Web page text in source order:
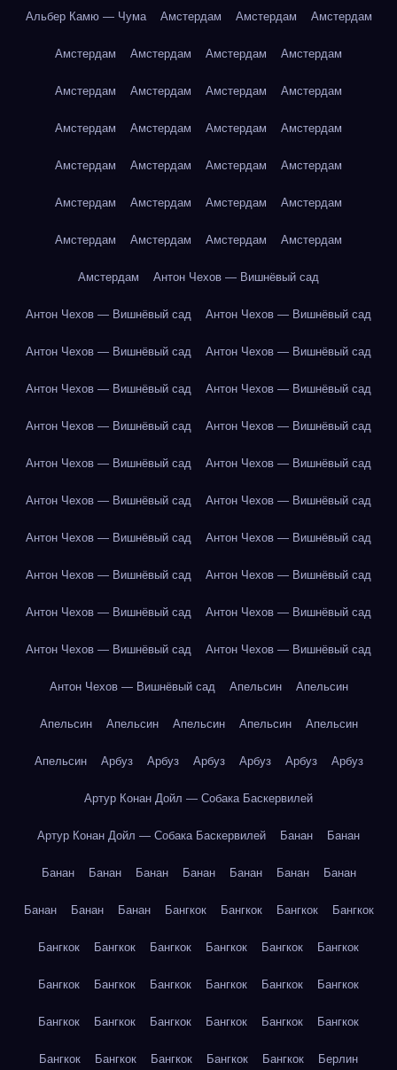
Альбер Камю — Чума Амстердам Амстердам Амстердам
Амстердам Амстердам Амстердам Амстердам
Амстердам Амстердам Амстердам Амстердам
Амстердам Амстердам Амстердам Амстердам
Амстердам Амстердам Амстердам Амстердам
Амстердам Амстердам Амстердам Амстердам
Амстердам Амстердам Амстердам Амстердам
Амстердам Антон Чехов — Вишнёвый сад
Антон Чехов — Вишнёвый сад Антон Чехов — Вишнёвый сад
Антон Чехов — Вишнёвый сад Антон Чехов — Вишнёвый сад
Антон Чехов — Вишнёвый сад Антон Чехов — Вишнёвый сад
Антон Чехов — Вишнёвый сад Антон Чехов — Вишнёвый сад
Антон Чехов — Вишнёвый сад Антон Чехов — Вишнёвый сад
Антон Чехов — Вишнёвый сад Антон Чехов — Вишнёвый сад
Антон Чехов — Вишнёвый сад Антон Чехов — Вишнёвый сад
Антон Чехов — Вишнёвый сад Антон Чехов — Вишнёвый сад
Антон Чехов — Вишнёвый сад Антон Чехов — Вишнёвый сад
Антон Чехов — Вишнёвый сад Антон Чехов — Вишнёвый сад
Антон Чехов — Вишнёвый сад Апельсин Апельсин
Апельсин Апельсин Апельсин Апельсин Апельсин
Апельсин Арбуз Арбуз Арбуз Арбуз Арбуз Арбуз
Артур Конан Дойл — Собака Баскервилей
Артур Конан Дойл — Собака Баскервилей Банан Банан
Банан Банан Банан Банан Банан Банан Банан
Банан Банан Банан Бангкок Бангкок Бангкок Бангкок
Бангкок Бангкок Бангкок Бангкок Бангкок Бангкок
Бангкок Бангкок Бангкок Бангкок Бангкок Бангкок
Бангкок Бангкок Бангкок Бангкок Бангкок Бангкок
Бангкок Бангкок Бангкок Бангкок Бангкок Берлин